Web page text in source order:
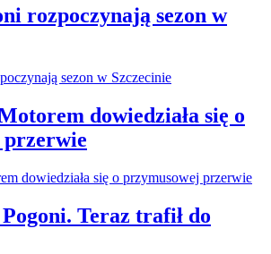
rozpoczynają sezon w
dowiedziała się o
przerwie
Teraz trafił do